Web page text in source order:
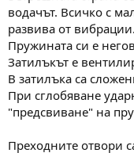
водачът. Всичко с
развива от вибрации.
Пружината си е
Затилъкът е
В затилъка са
При сглобяване
"предсвиване" на
Преходните отвори